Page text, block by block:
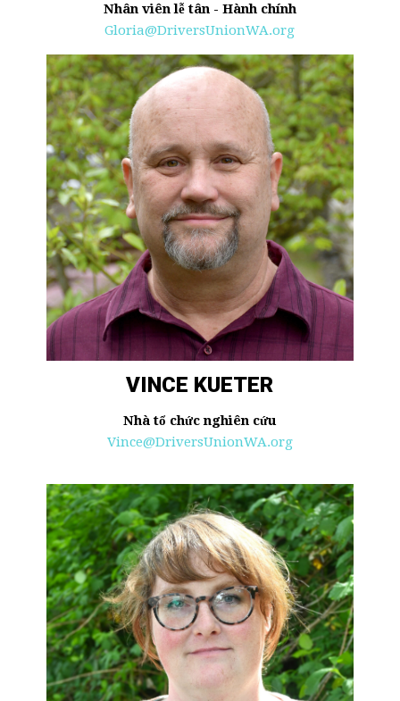
Nhân viên lễ tân - Hành chính
Gloria@DriversUnionWA.org
VINCE KUETER
Nhà tổ chức nghiên cứu
Vince@DriversUnionWA.org